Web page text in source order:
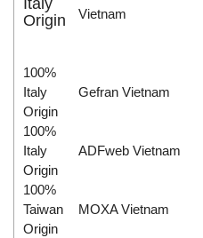
Italy
Origin
Vietnam
100%
Italy
Origin
Gefran Vietnam
100%
Italy
Origin
ADFweb Vietnam
100%
Taiwan
Origin
MOXA Vietnam